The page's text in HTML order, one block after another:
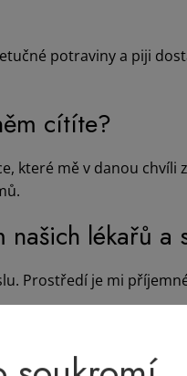
potraviny a piji
cítíte?
které mě v danou chvíli
lékařů a
Prostředí je mi
v Praze